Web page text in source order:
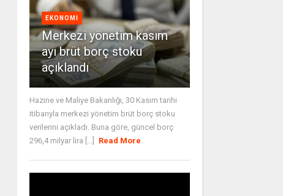
EKONOMI
Merkezi yönetim kasım
ayı brüt borç stoku
açıklandı
Hazine ve Maliye Bakanlığı, 30 Kasım tarihi
itibarıyla merkezi yönetim brüt borç stoku
verilerini açıkladı. Buna göre, güncel borç
296,4 milyar lira [...]
Read More